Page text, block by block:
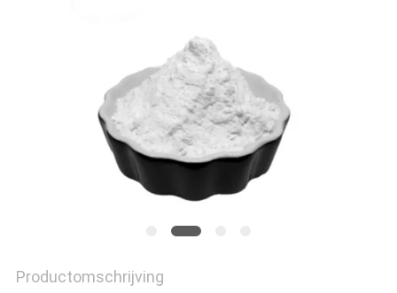
PRIVACYBELEID
Productomschrijving